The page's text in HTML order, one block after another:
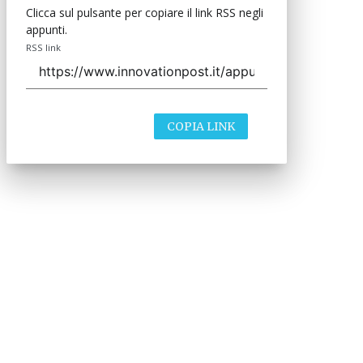
Clicca sul pulsante per copiare il link RSS negli
appunti.
RSS link
COPIA LINK